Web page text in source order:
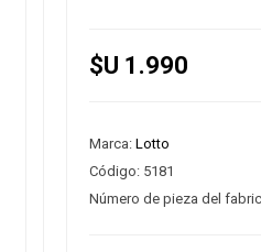
$U 1.990
Marca: Lotto
Código: 5181
Número de pieza del